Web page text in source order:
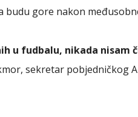
budu gore nakon
u fudbalu, nikada nisam
sekretar pobjedničkog